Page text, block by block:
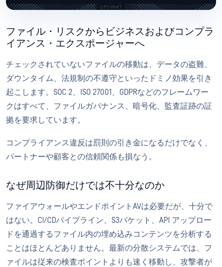
ファイル・リスクからビジネスおよびコンプラ
イアンス・エクスポージャーへ
チェックされていないファイルの移動は、データの盗難、
ダウンタイム、法規制の不遵守といったドミノ効果を引き
起こします。SOC 2、ISO 27001、GDPRなどのフレームワー
クはすべて、ファイルガバナンス、暗号化、監査証跡の証
拠を要求しています。
コンプライアンス違反は罰則の引き金になるだけでなく、
パートナーや顧客との信頼関係も損なう。
なぜ周辺防御だけでは不十分なのか
ファイアウォールやエンドポイントAVは必要だが、十分で
はない。CI/CDパイプライン、S3バケット、API アップロー
ドを通過するファイル内の埋め込みコンテンツを分析する
ことはほとんどありません。最新の分散システムでは、フ
ァイルは従来の検査ポイントよりも速く移動し、攻撃者が